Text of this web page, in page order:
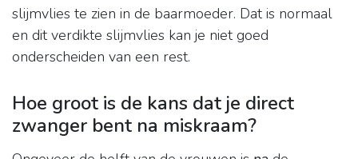
slijmvlies te zien in de baarmoeder. Dat is normaal
en dit verdikte slijmvlies kan je niet goed
onderscheiden van een rest.
Hoe groot is de kans dat je direct
zwanger bent na miskraam?